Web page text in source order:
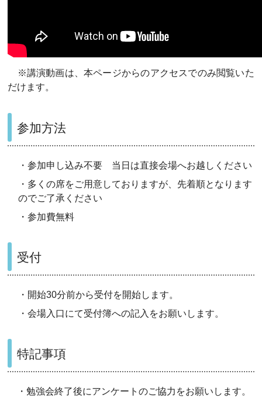
※講演動画は、本ページからのアクセスでのみ閲覧いた
だけます。
参加方法
・参加申し込み不要 当日は直接会場へお越しください
・多くの席をご用意しておりますが、先着順となります
のでご了承ください
・参加費無料
受付
・開始30分前から受付を開始します。
・会場入口にて受付簿への記入をお願いします。
特記事項
・勉強会終了後にアンケートのご協力をお願いします。